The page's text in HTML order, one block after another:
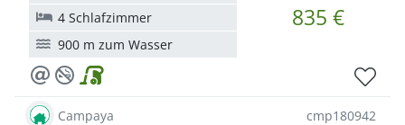
835 €
4 Schlafzimmer
900 m zum Wasser
Campaya cmp180942